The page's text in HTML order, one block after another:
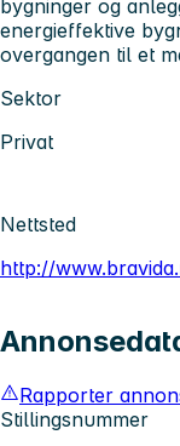
bygninger og
energieffektive
overgangen til et
Sektor
Privat
Nettsted
http://
Rapporter
Stillingsnummer